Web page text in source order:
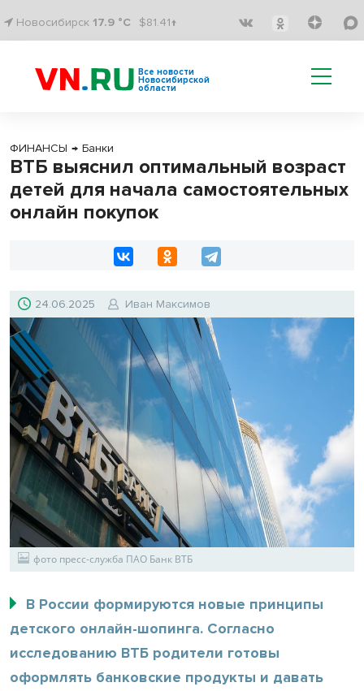
Новосибирск 17.9 °C $81.41↑
Все новости
Новосибирской
области
ФИНАНСЫ → Банки
ВТБ выяснил оптимальный возраст
детей для начала самостоятельных
онлайн покупок
24.06.2025 Иван Максимов
фото пресс-служба ПАО Банк ВТБ
В России формируются новые принципы
детского онлайн-шопинга. Согласно
исследованию ВТБ родители готовы
оформлять банковские продукты и давать